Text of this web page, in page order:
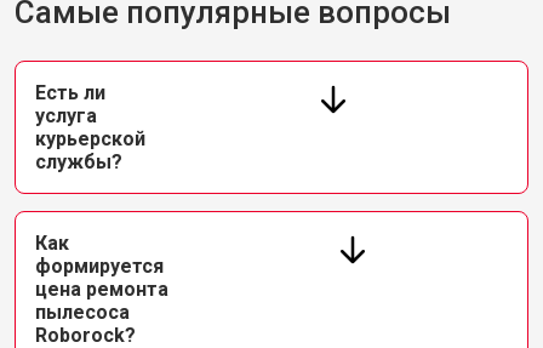
Самые популярные вопросы
Есть ли
услуга
курьерской
службы?
Как
формируется
цена ремонта
пылесоса
Roborock?